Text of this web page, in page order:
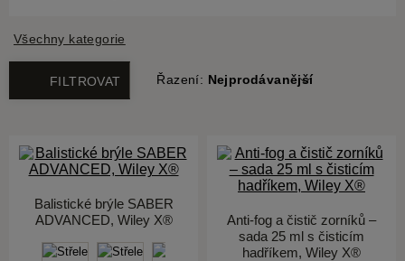
Všechny kategorie
FILTROVAT Řazení: Nejprodávanější
Balistické brýle SABER
ADVANCED, Wiley X®
Anti-fog a čistič zorníků –
sada 25 ml s čisticím
hadříkem, Wiley X®